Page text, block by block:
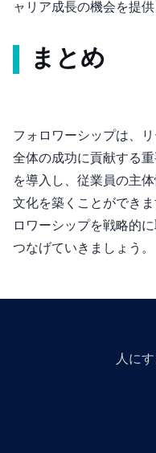
ャリア成長の機会を提供
まとめ
フォロワーシップは、
全体の成功に貢献する
を導入し、従業員の主
文化を築くことができ
ロワーシップを戦略的
つなげていきましょう。
人に